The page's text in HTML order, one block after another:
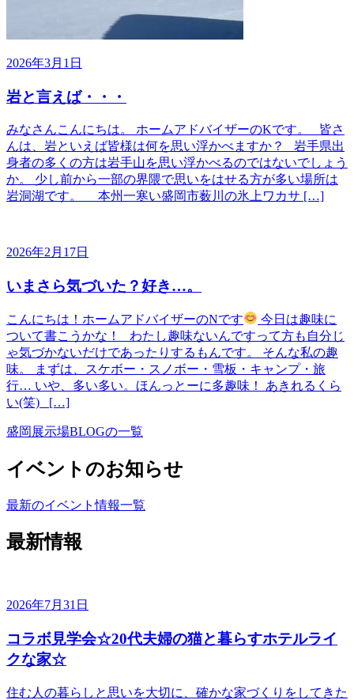
2026年3月1日
岩と言えば・・・
みなさんこんにちは。 ホームアドバイザーのKです。 皆さ
んは、岩といえば皆様は何を思い浮かべますか？ 岩手県出
身者の多くの方は岩手山を思い浮かべるのではないでしょう
か。 少し前から一部の界隈で思いをはせる方が多い場所は
岩洞湖です。 本州一寒い盛岡市薮川の氷上ワカサ […]
2026年2月17日
いまさら気づいた？好き…。
こんにちは！ホームアドバイザーのNです
今日は趣味に
ついて書こうかな！ わたし趣味ないんですって方も自分じ
ゃ気づかないだけであったりするもんです。 そんな私の趣
味。 まずは、スケボー・スノボー・雪板・キャンプ・旅
行… いや、多い多い。ほんっとーに多趣味！ あきれるくら
い(笑) […]
盛岡展示場BLOGの一覧
イベントのお知らせ
最新のイベント情報一覧
最新情報
2026年7月31日
コラボ見学会☆20代夫婦の猫と暮らすホテルライ
クな家☆
住む人の暮らしと思いを大切に、確かな家づくりをしてきた